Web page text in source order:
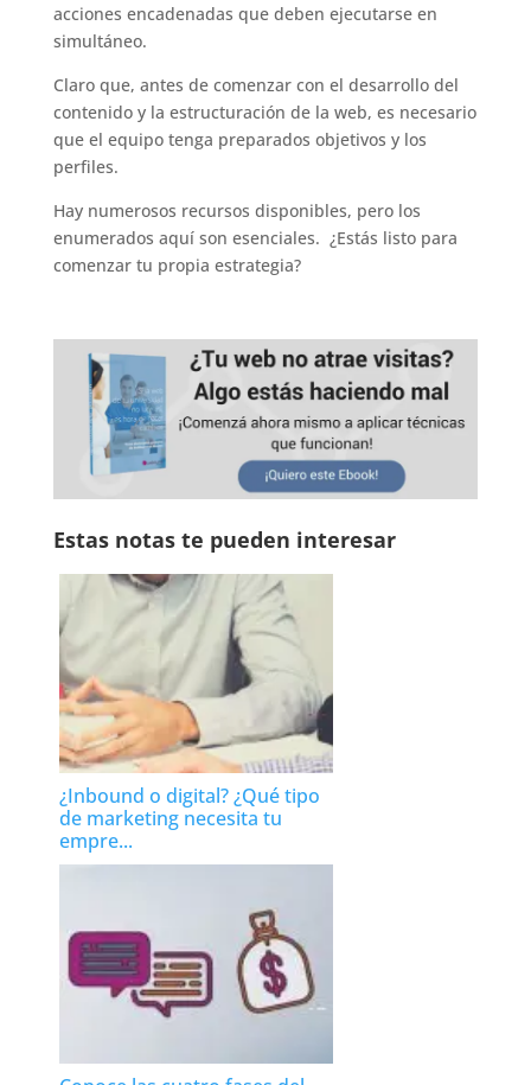
acciones encadenadas que deben ejecutarse en
simultáneo.
Claro que, antes de comenzar con el desarrollo del
contenido y la estructuración de la web, es necesario
que el equipo tenga preparados objetivos y los
perfiles.
Hay numerosos recursos disponibles, pero los
enumerados aquí son esenciales. ¿Estás listo para
comenzar tu propia estrategia?
Estas notas te pueden interesar
¿Inbound o digital? ¿Qué tipo
de marketing necesita tu
empre...